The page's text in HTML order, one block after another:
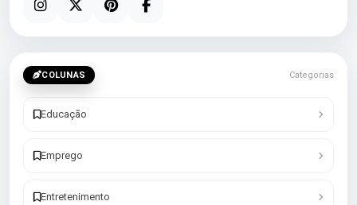
COLUNAS Categorias
Educação
Emprego
Entretenimento